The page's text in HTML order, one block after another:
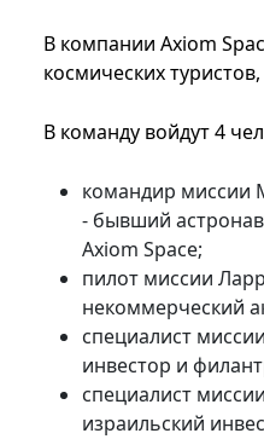
В компании Axiom
космических
В команду войдут 4
командир миссии
- бывший
Axiom Spacе;
пилот миссии
некоммерческий
специалист
инвестор и
специалист
израильский